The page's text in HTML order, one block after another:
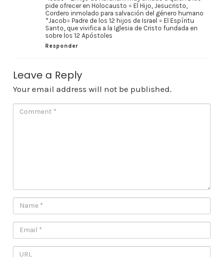
pide ofrecer en Holocausto = El Hijo, Jesucristo,
Cordero inmolado para salvación del género humano
*Jacob= Padre de los 12 hijos de Israel = El Espíritu
Santo, que vivifica a la Iglesia de Cristo fundada en
sobre los 12 Apóstoles
Responder
Leave a Reply
Your email address will not be published.